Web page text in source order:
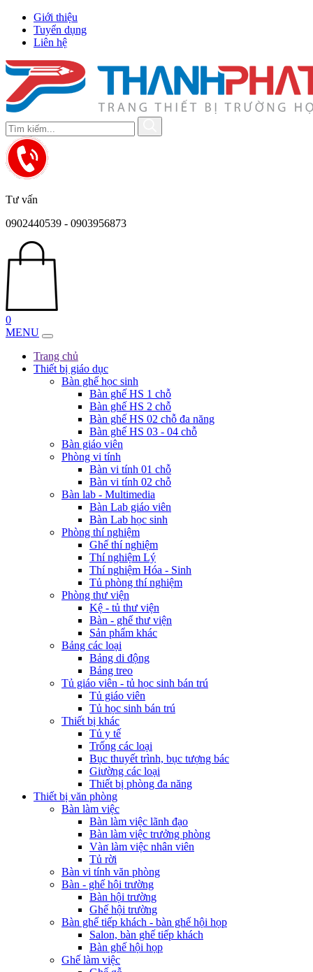
Giới thiệu
Tuyển dụng
Liên hệ
Tư vấn
0902440539 - 0903956873
0
MENU
Trang chủ
Thiết bị giáo dục
Bàn ghế học sinh
Bàn ghế HS 1 chỗ
Bàn ghế HS 2 chỗ
Bàn ghế HS 02 chỗ đa năng
Bàn ghế HS 03 - 04 chỗ
Bàn giáo viên
Phòng vi tính
Bàn vi tính 01 chỗ
Bàn vi tính 02 chỗ
Bàn lab - Multimedia
Bàn Lab giáo viên
Bàn Lab học sinh
Phòng thí nghiệm
Ghế thí nghiệm
Thí nghiệm Lý
Thí nghiệm Hóa - Sinh
Tủ phòng thí nghiệm
Phòng thư viện
Kệ - tủ thư viện
Bàn - ghế thư viện
Sản phẩm khác
Bảng các loại
Bảng di động
Bảng treo
Tủ giáo viên - tủ học sinh bán trú
Tủ giáo viên
Tủ học sinh bán trú
Thiết bị khác
Tủ y tế
Trống các loại
Bục thuyết trình, bục tượng bác
Giường các loại
Thiết bị phòng đa năng
Thiết bị văn phòng
Bàn làm việc
Bàn làm việc lãnh đạo
Bàn làm việc trưởng phòng
Vàn làm việc nhân viên
Tủ rời
Bàn vi tính văn phòng
Bàn - ghế hội trường
Bàn hội trường
Ghế hội trường
Bàn ghế tiếp khách - bàn ghế hội họp
Salon, bàn ghế tiếp khách
Bàn ghế hội họp
Ghế làm việc